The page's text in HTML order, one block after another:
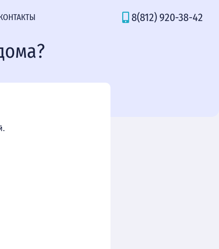
8(812) 920-38-42